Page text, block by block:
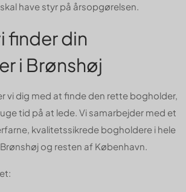
have styr på årsopgørelsen.
finder din
i Brønshøj
vi dig med at finde den rette bogholder,
tid på at lede. Vi samarbejder med et
kvalitetssikrede bogholdere i hele
og resten af København.